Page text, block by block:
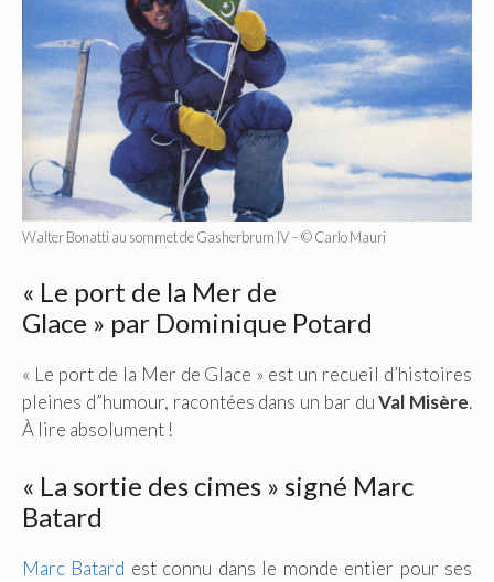
Walter Bonatti au sommet de Gasherbrum IV – © Carlo Mauri
« Le port de la Mer de
Glace » par Dominique Potard
« Le port de la Mer de Glace » est un recueil d’histoires
pleines d”humour, racontées dans un bar duVal Misère.
À lire absolument !
« La sortie des cimes » signé Marc
Batard
Marc Batard est connu dans le monde entier pour ses